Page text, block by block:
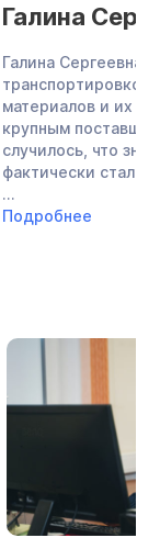
Елена
После успешно
процедуры
Елены Юрьевны
Финансов-
сама обратилась
за списанием ...
Подробнее